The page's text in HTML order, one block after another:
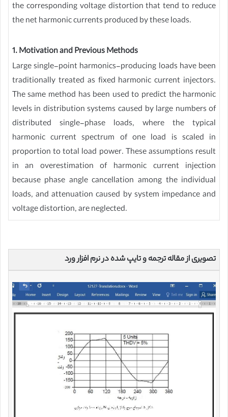
the corresponding voltage distortion that tend to reduce
the net harmonic currents produced by these loads.
1. Motivation and Previous Methods
Large single-point harmonics-producing loads have been
traditionally treated as fixed harmonic current injectors.
The same method has been used to predict the harmonic
levels in distribution systems caused by large numbers of
distributed single-phase loads, where the typical
harmonic current spectrum of one load is scaled in
proportion to total load power. These assumptions result
in an overestimation of harmonic current injection
because phase angle cancellation among the individual
loads, and attenuation caused by system impedance and
voltage distortion, are neglected.
تصویری از مقاله ترجمه و تایپ شده در نرم افزار ورد